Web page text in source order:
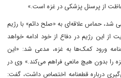
از پرسنل پزشکی در غزه است.»
شد، حماس علاقه‌ای به «صلح دائم» با رژیم
از این رژیم در دفاع از خود ادامه خواهد
ورود کمک‌ها به غزه، مدعی شد: «این
را بدون هیچ مانعی فراهم می‌کند.» وی در
درباره قطعنامه اختصاص داشت، گفت: